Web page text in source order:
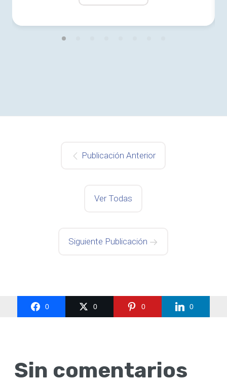
Publicación Anterior
Ver Todas
Siguiente Publicación
0 0 0 0
Sin comentarios